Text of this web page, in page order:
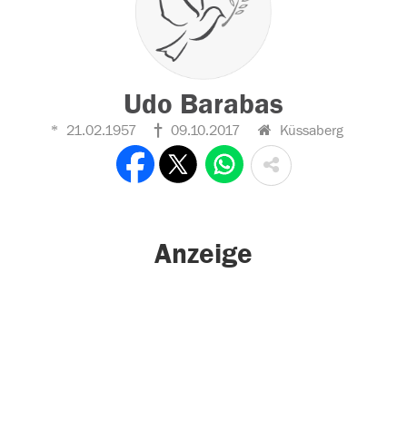
Udo Barabas
21.02.1957 09.10.2017 Küssaberg
Anzeige